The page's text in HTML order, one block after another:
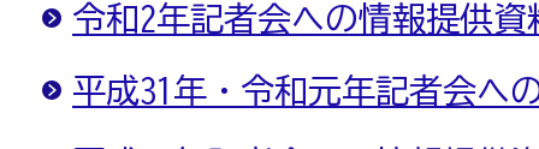
令和2年記者会への情報提供資
平成31年・令和元年記者会へ